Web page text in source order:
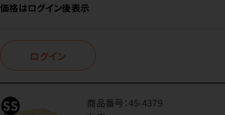
価格はログイン後表示
ログイン
商品番号：45-4379